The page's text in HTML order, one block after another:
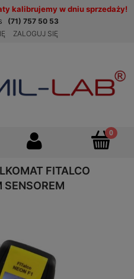
kalibrujemy w dniu sprzedaży!
(71) 757 50 53
ZALOGUJ SIĘ
FITALCO
SENSOREM